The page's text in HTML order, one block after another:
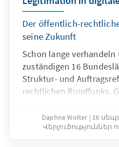
Der öffentlich-
seine Zukunft
Schon lange
zuständigen 16
Struktur- und
rechtlichen Rundfunks.
konstant an Akzeptanz,
Legitimation in der
Daphne Wolter
16
Վերլուծություններ